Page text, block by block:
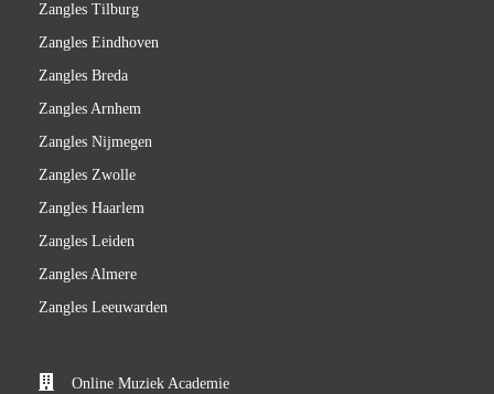
Zangles Tilburg
Zangles Eindhoven
Zangles Breda
Zangles Arnhem
Zangles Nijmegen
Zangles Zwolle
Zangles Haarlem
Zangles Leiden
Zangles Almere
Zangles Leeuwarden
Online Muziek Academie